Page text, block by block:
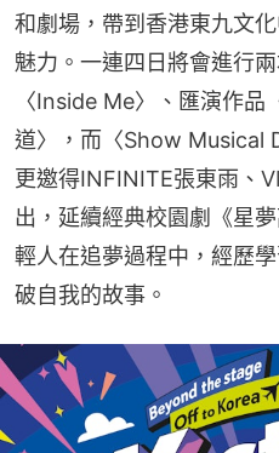
和劇場，帶到香港東九文
魅力。一連四日將會進行
〈Inside Me〉、匯演作
道〉，而〈Show Musical
更邀得INFINITE張東雨、
出，延續經典校園劇《星
輕人在追夢過程中，經歷
破自我的故事。